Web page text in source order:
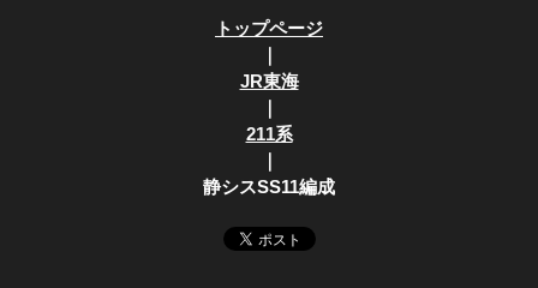
トップページ
｜
JR東海
｜
211系
｜
静シスSS11編成